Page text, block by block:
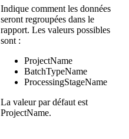
Indique comment les données
seront regroupées dans le
rapport. Les valeurs possibles
sont :
ProjectName
BatchTypeName
ProcessingStageName
La valeur par défaut est
ProjectName.